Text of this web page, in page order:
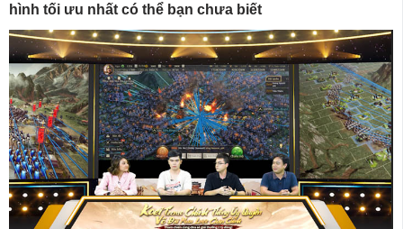
hình tối ưu nhất có thể bạn chưa biết